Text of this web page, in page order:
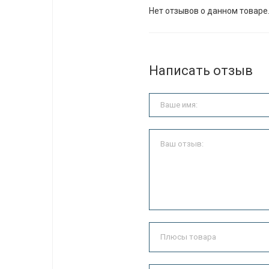
Нет отзывов о данном товаре.
Написать отзыв